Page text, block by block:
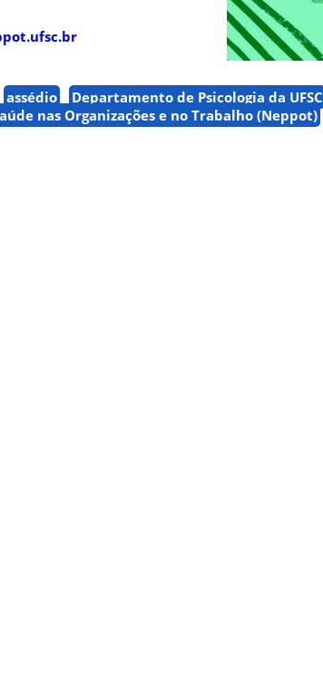
assédio Departamento de Psicologia da UFSC
nas Organizações e no Trabalho (Neppot)